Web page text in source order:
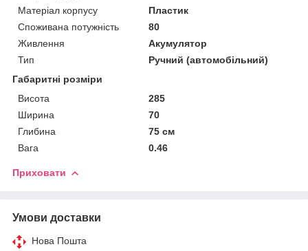
Матеріал корпусу
Пластик
Споживана потужність
80
Живлення
Акумулятор
Тип
Ручний (автомобільний)
Габаритні розміри
Висота
285
Ширина
70
Глибина
75 см
Вага
0.46
Приховати
Умови доставки
Нова Пошта